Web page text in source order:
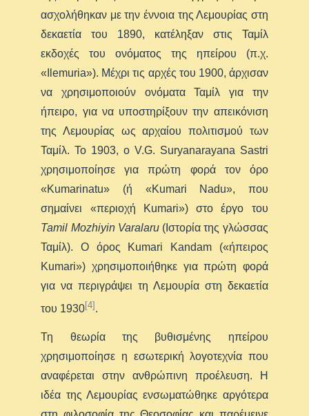
ασχολήθηκαν με την έννοια της Λεμουρίας στη
δεκαετία του 1890, κατέληξαν στις Ταμίλ
εκδοχές του ονόματος της ηπείρου (π.χ.
«Ilemuria»). Μέχρι τις αρχές του 1900, άρχισαν
να χρησιμοποιούν ονόματα Ταμίλ για την
ήπειρο, για να υποστηρίξουν την απεικόνιση
της Λεμουρίας ως αρχαίου πολιτισμού των
Ταμίλ. Το 1903, ο V.G. Suryanarayana Sastri
χρησιμοποίησε για πρώτη φορά τον όρο
«Kumarinatu» (ή «Kumari Nadu», που
σημαίνει «περιοχή Kumari») στο έργο του
Tamil Mozhiyin Varalaru(Ιστορία της γλώσσας
Ταμίλ). Ο όρος Kumari Kandam («ήπειρος
Kumari») χρησιμοποιήθηκε για πρώτη φορά
για να περιγράψει τη Λεμουρία στη δεκαετία
του 1930[4] .
Τη θεωρία της βυθισμένης ηπείρου
χρησιμοποίησε η εσωτερική λογοτεχνία που
αναφέρεται στην ανθρώπινη προέλευση. Η
ιδέα της Λεμουρίας ενσωματώθηκε αργότερα